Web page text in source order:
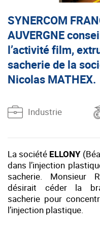
SYNERCOM
AUVERGNE
l’activité film,
sacherie de la
Nicolas MATHEX.
Industrie
La société ELLONY
dans l’injection
sacherie. Monsieur
désirait céder la
sacherie pour
l’injection plastique.